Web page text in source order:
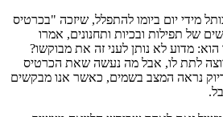
מידי יום ביומו להתפלל, שיזכה "בכרטיס
של תפילות ובכיות ותחנונים, אמרו
מדוע לא נותן לעני זה את מבוקשו?
לתת לו, אבל מה נעשה שאת הכרטיס
נראה המצב בשמים, כאשר אנו מבקשים